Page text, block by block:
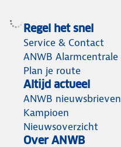
Regel het snel
Service & Contact
ANWB Alarmcentrale
Plan je route
Altijd actueel
ANWB nieuwsbrieven
Kampioen
Nieuwsoverzicht
Over ANWB